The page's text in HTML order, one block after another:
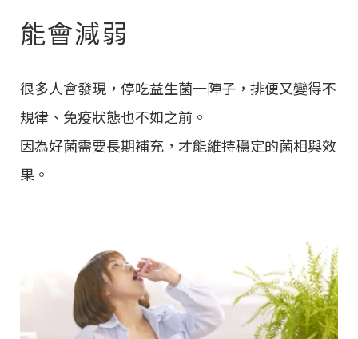
能會減弱
很多人會發現，停吃益生菌一陣子，排便又變得不
規律、免疫狀態也不如之前。
因為好菌需要長期補充，才能維持穩定的菌相與效
果。